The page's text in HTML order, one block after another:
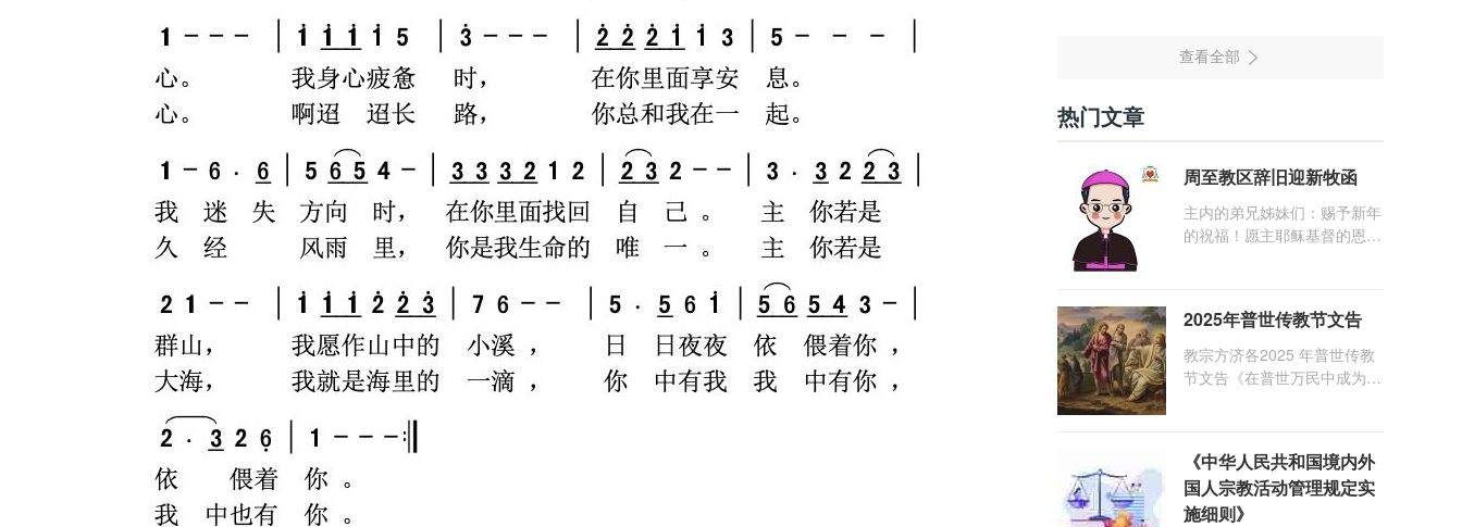
热门文章
周至教区辞旧迎新牧函
主内的弟兄姊妹们：赐予新年
的祝福！愿主耶稣基督的恩
们，愿临在的救主基督安慰你
们，并圣化你们的生活，作为
祝贺祂诞辰的珍贵礼品。
2025年普世传教节文告
教宗方济各2025 年普世传教
节文告《在普世万民中成为怀
《中华人民共和国境内外
国人宗教活动管理规定实
施细则》